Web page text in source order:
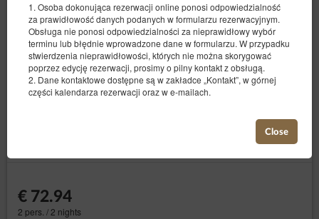
1. Osoba dokonująca rezerwacji online ponosi odpowiedzialność
za prawidłowość danych podanych w formularzu rezerwacyjnym.
Obsługa nie ponosi odpowiedzialności za nieprawidłowy wybór
terminu lub błędnie wprowadzone dane w formularzu. W przypadku
stwierdzenia nieprawidłowości, których nie można skorygować
poprzez edycję rezerwacji, prosimy o pilny kontakt z obsługą.
2. Dane kontaktowe dostępne są w zakładce „Kontakt”, w górnej
części kalendarza rezerwacji oraz w e-mailach.
Close
Kwiatowa 5/401
€ 72.94
2 pers. / 2 nights